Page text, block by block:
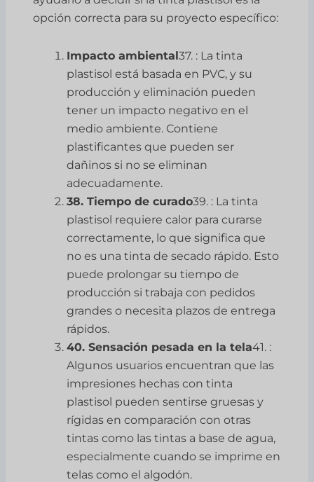
opción correcta para su proyecto específico:
Impacto ambiental37. : La tinta
plastisol está basada en PVC, y su
producción y eliminación pueden
tener un impacto negativo en el
medio ambiente. Contiene
plastificantes que pueden ser
dañinos si no se eliminan
adecuadamente.
38. Tiempo de curado39. : La tinta
plastisol requiere calor para curarse
correctamente, lo que significa que
no es una tinta de secado rápido. Esto
puede prolongar su tiempo de
producción si trabaja con pedidos
grandes o necesita plazos de entrega
rápidos.
40. Sensación pesada en la tela41. :
Algunos usuarios encuentran que las
impresiones hechas con tinta
plastisol pueden sentirse gruesas y
rígidas en comparación con otras
tintas como las tintas a base de agua,
especialmente cuando se imprime en
telas como el algodón.